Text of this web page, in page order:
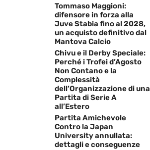
Tommaso Maggioni:
difensore in forza alla
Juve Stabia fino al 2028,
un acquisto definitivo dal
Mantova Calcio
Chivu e il Derby Speciale:
Perché i Trofei d’Agosto
Non Contano e la
Complessità
dell’Organizzazione di una
Partita di Serie A
all’Estero
Partita Amichevole
Contro la Japan
University annullata:
dettagli e conseguenze